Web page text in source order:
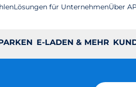
Lösungen für UnternehmenÜber
E-LADEN & MEHR